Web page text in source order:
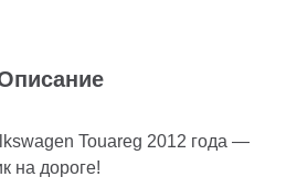
Touareg 2012 года —
на дороге!